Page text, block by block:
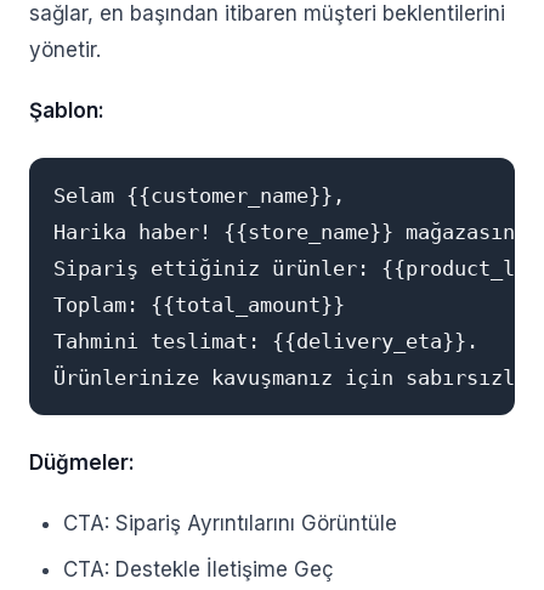
sağlar, en başından itibaren müşteri beklentilerini
yönetir.
Şablon:
Selam {{customer_name}},
Harika haber! {{store_name}}
Sipariş ettiğiniz ürünler:
Toplam: {{total_amount}}
Tahmini teslimat: {{delivery_eta}}.
Düğmeler:
CTA: Sipariş Ayrıntılarını Görüntüle
CTA: Destekle İletişime Geç